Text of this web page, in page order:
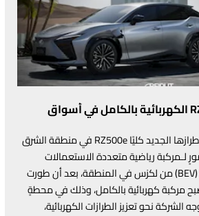
لكزس تطلق RZ500e الكهربائية بالكامل في أسواق
أعلنت لكزس عن إطلاق طرازها الجديد كليًا RZ500e في منطقة الشرق
لـمركبة رياضية متعددة الاستعمالات
كهربائية تعمل بالبطارية (BEV) من لكزس في المنطقة، بعد أن طورت
مركبة كهربائية بالكامل، وذلك في محطةٍ
نحو تعزيز الطرازات الكهربائية،